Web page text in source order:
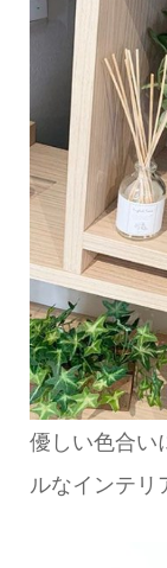
優しい色合い
ルなインテリ